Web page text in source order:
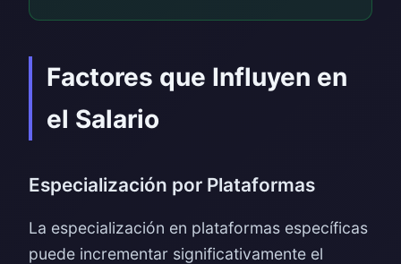
Factores que Influyen en
el Salario
Especialización por Plataformas
La especialización en plataformas específicas
puede incrementar significativamente el